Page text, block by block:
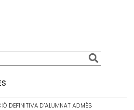
DEFINITIVA D’ALUMNAT ADMÉS